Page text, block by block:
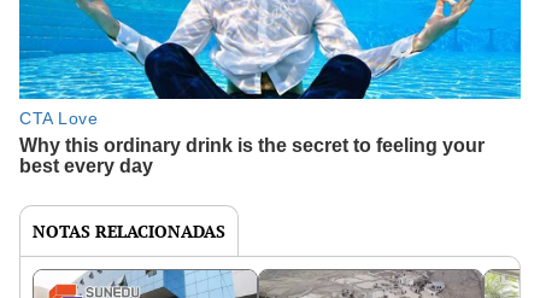
NOTAS RELACIONADAS